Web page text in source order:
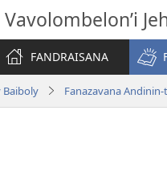
Vavolombelon’i
FANDRAISANA
Baiboly Fanazavana